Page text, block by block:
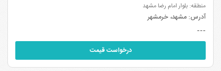
منطقه: بلوار امام رضا مشهد
آدرس:مشهد، خرمشهر
---
درخواست قیمت